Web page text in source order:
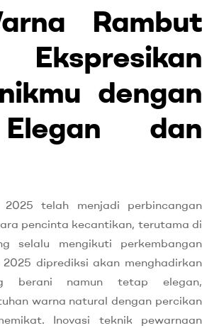
Rambut
dengan
dan
telah menjadi perbincangan
pencinta kecantikan, terutama di
selalu mengikuti perkembangan
diprediksi akan menghadirkan
berani namun tetap elegan,
warna natural dengan percikan
Inovasi teknik pewarnaan